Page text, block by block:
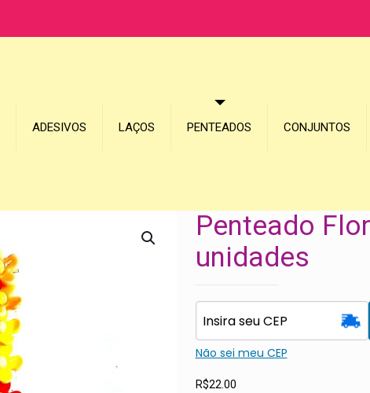
ADESIVOS LAÇOS PENTEADOS CONJUNTOS
Penteado
unidades
Não sei meu CEP
R$22.00